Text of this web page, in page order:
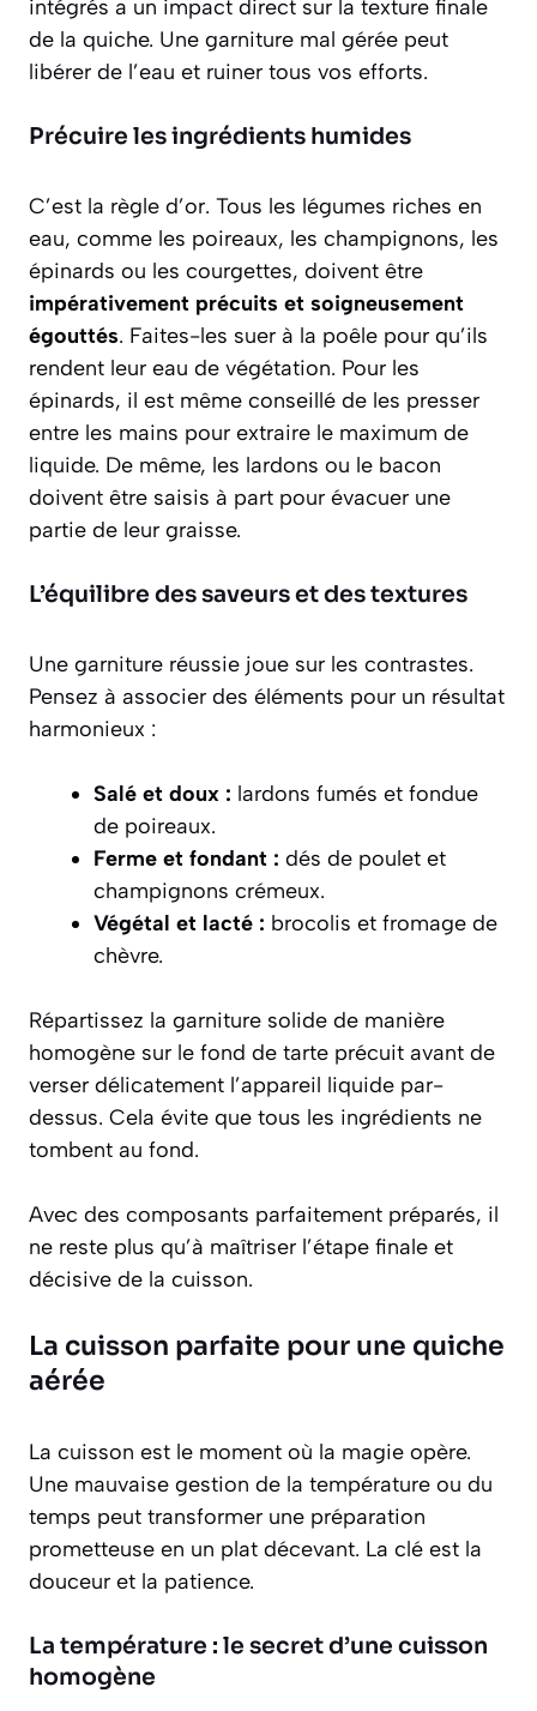
intégrés a un impact direct sur la texture finale
de la quiche. Une garniture mal gérée peut
libérer de l’eau et ruiner tous vos efforts.
Précuire les ingrédients humides
C’est la règle d’or. Tous les légumes riches en
eau, comme les poireaux, les champignons, les
épinards ou les courgettes, doivent être
impérativement précuits et soigneusement
égouttés. Faites-les suer à la poêle pour qu’ils
rendent leur eau de végétation. Pour les
épinards, il est même conseillé de les presser
entre les mains pour extraire le maximum de
liquide. De même, les lardons ou le bacon
doivent être saisis à part pour évacuer une
partie de leur graisse.
L’équilibre des saveurs et des textures
Une garniture réussie joue sur les contrastes.
Pensez à associer des éléments pour un résultat
harmonieux :
Salé et doux : lardons fumés et fondue
de poireaux.
Ferme et fondant : dés de poulet et
champignons crémeux.
Végétal et lacté : brocolis et fromage de
chèvre.
Répartissez la garniture solide de manière
homogène sur le fond de tarte précuit avant de
verser délicatement l’appareil liquide par-
dessus. Cela évite que tous les ingrédients ne
tombent au fond.
Avec des composants parfaitement préparés, il
ne reste plus qu’à maîtriser l’étape finale et
décisive de la cuisson.
La cuisson parfaite pour une quiche
aérée
La cuisson est le moment où la magie opère.
Une mauvaise gestion de la température ou du
temps peut transformer une préparation
prometteuse en un plat décevant. La clé est la
douceur et la patience.
La température : le secret d’une cuisson
homogène